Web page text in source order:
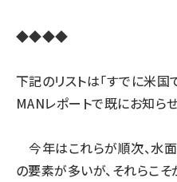
◆◆◆◆
下記のリストは「すでに米国
MANレポートで既にお知ら
今年はこれらが順次、水
の要素が多いが、それらこ